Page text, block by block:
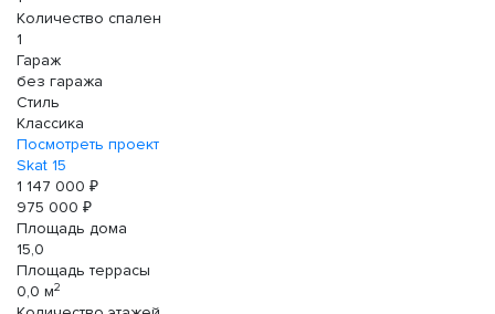
Количество спален
1
Гараж
без гаража
Стиль
Классика
Посмотреть проект
Skat 15
1 147 000 ₽
975 000 ₽
Площадь дома
15,0
Площадь террасы
0,0 м2